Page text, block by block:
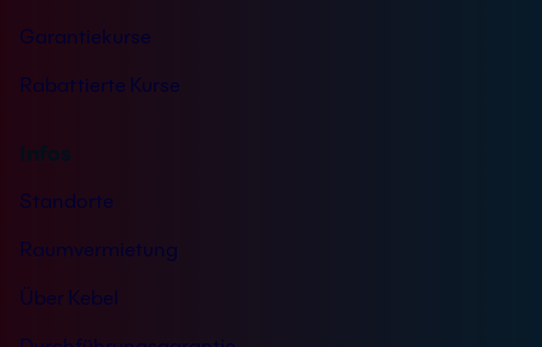
Garantiekurse
Rabattierte Kurse
Infos
Standorte
Raumvermietung
Über Kebel